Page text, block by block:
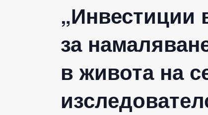
„Инвестиции
за
в живота на